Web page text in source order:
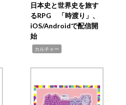
日本史と世界史を旅す
るRPG 「時渡り」、
iOS/Androidで配信開
始
カルチャー